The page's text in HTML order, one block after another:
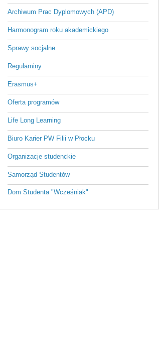
Archiwum Prac Dyplomowych (APD)
Harmonogram roku akademickiego
Sprawy socjalne
Regulaminy
Erasmus+
Oferta programów
Life Long Learning
Biuro Karier PW Filii w Płocku
Organizacje studenckie
Samorząd Studentów
Dom Studenta "Wcześniak"